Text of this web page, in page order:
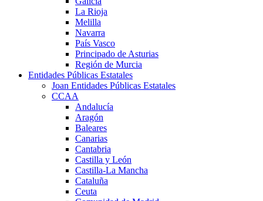
La Rioja
Melilla
Navarra
País Vasco
Principado de Asturias
Región de Murcia
Entidades Públicas Estatales
Joan Entidades Públicas Estatales
CCAA
Andalucía
Aragón
Baleares
Canarias
Cantabria
Castilla y León
Castilla-La Mancha
Cataluña
Ceuta